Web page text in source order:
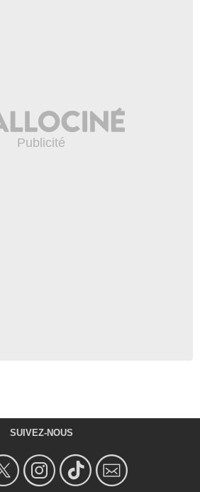
SUIVEZ-NOUS